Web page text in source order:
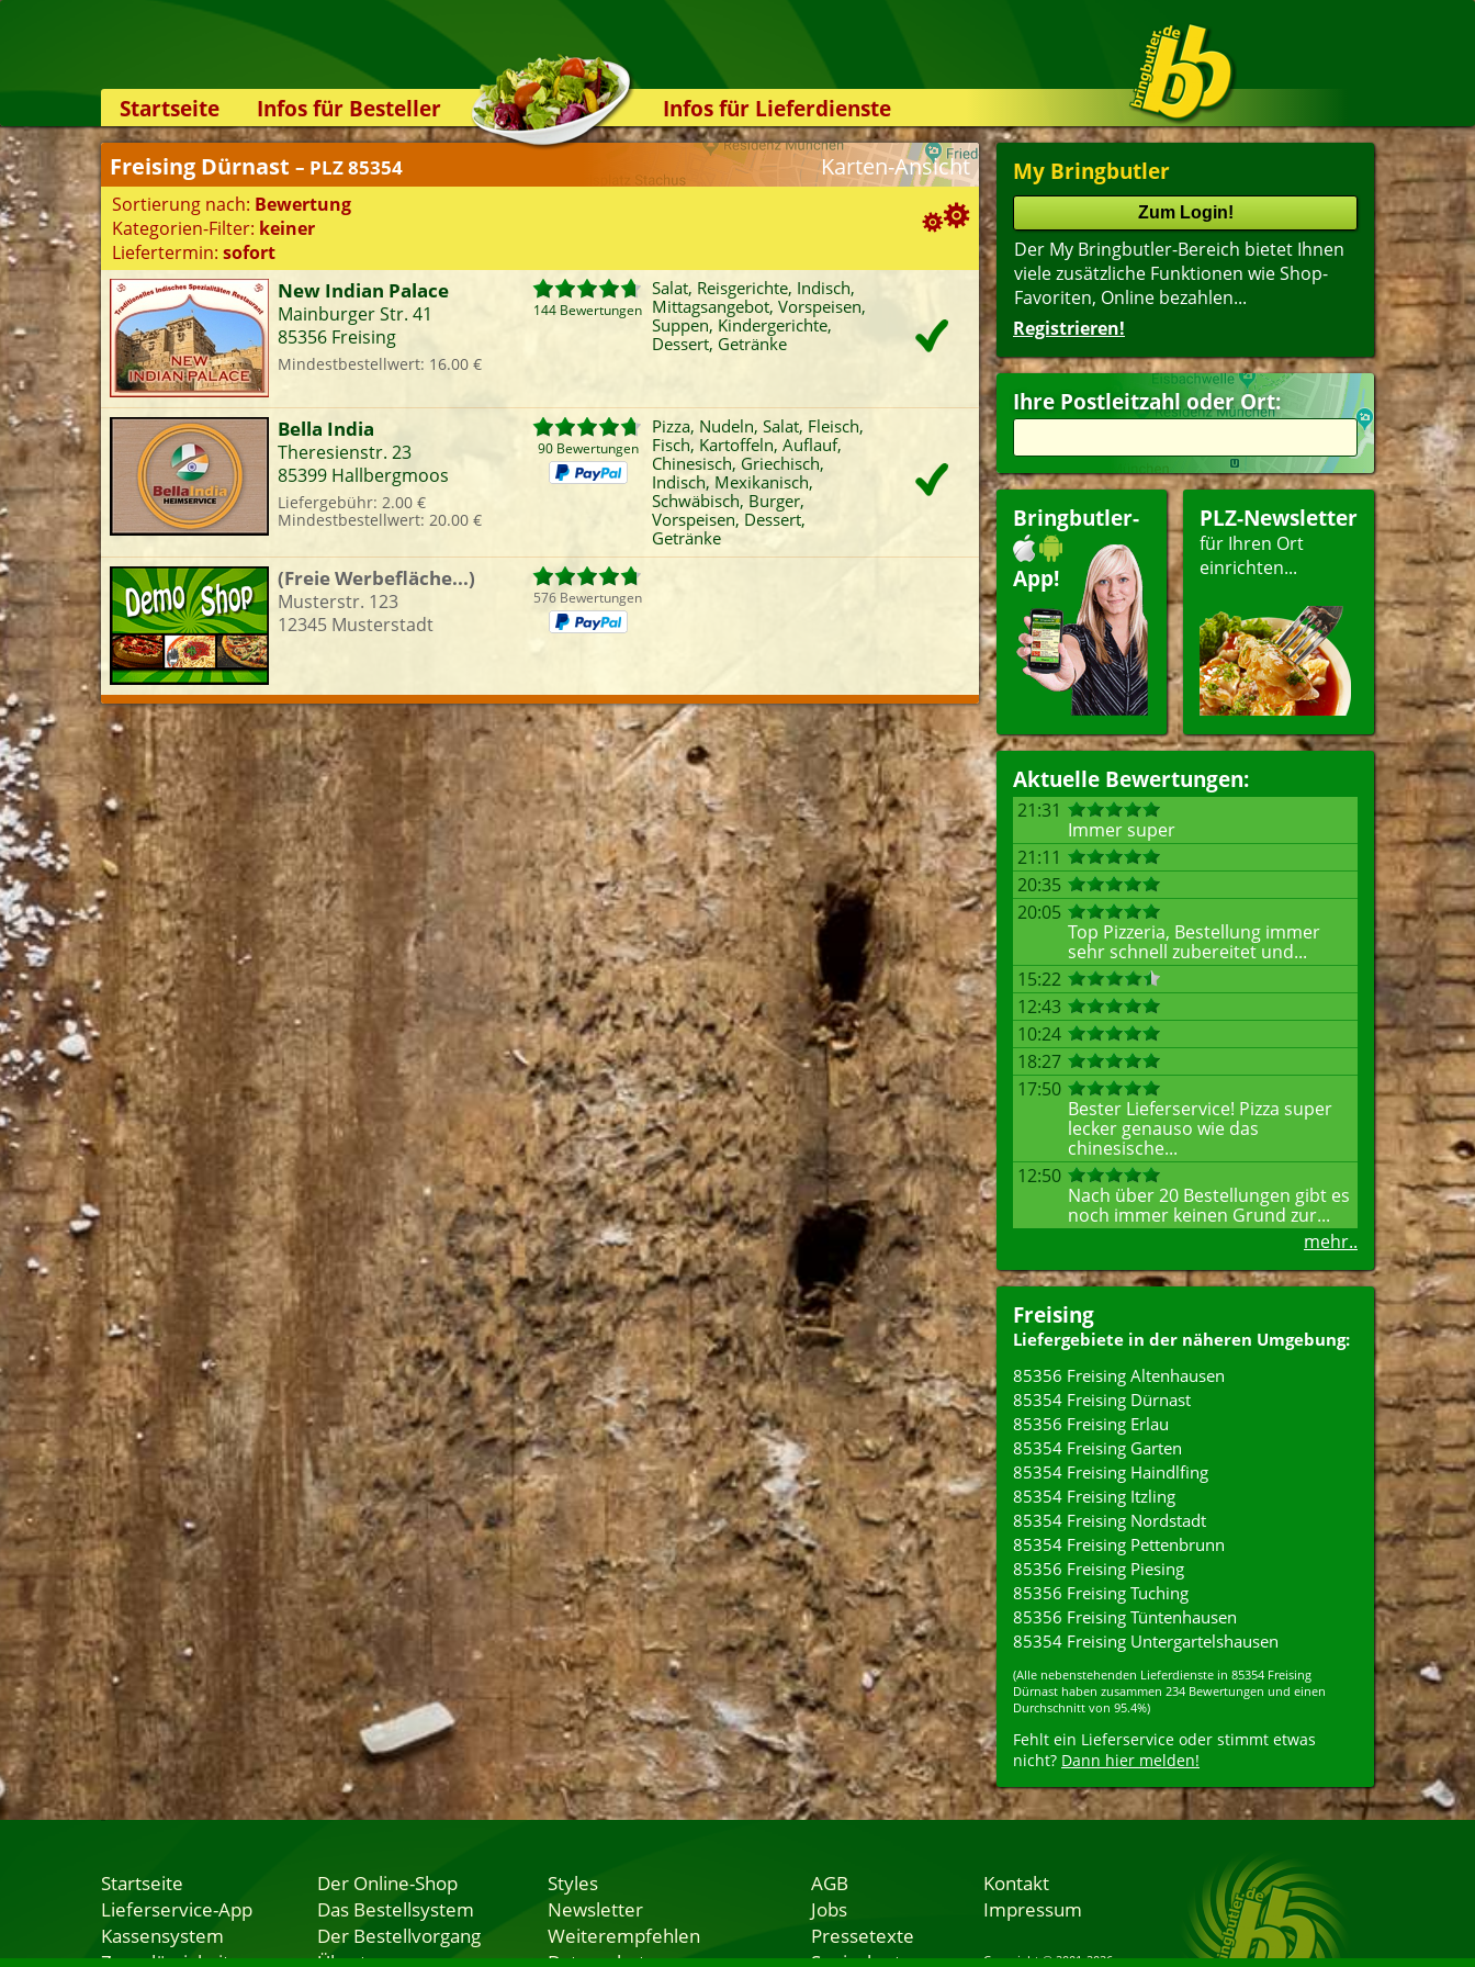
Startseite
Infos für Besteller
Lieferservice-App
Weiterempfehlen
Newsletter
Sicherheit
Kontakt
Infos für Lieferdienste
Kassensystem
Zuverlässigkeit
Das Bestellsystem
Der Bestellvorgang
Übertragung
Styles
Kontakt
My Bringbutler
Der My Bringbutler-Bereich bietet Ihnen
viele zusätzliche Funktionen wie Shop-
Favoriten, Online bezahlen...
Registrieren!
Ihre Postleitzahl oder Ort:
Bringbutler-
App!
PLZ-Newsletter
für Ihren Ort
einrichten...
Aktuelle Bewertungen:
21:31
Immer super
21:11
20:35
20:05
Top Pizzeria, Bestellung immer
sehr schnell zubereitet und...
15:22
12:43
10:24
18:27
17:50
Bester Lieferservice! Pizza super
lecker genauso wie das
chinesische...
12:50
Nach über 20 Bestellungen gibt es
noch immer keinen Grund zur...
mehr..
Freising
Liefergebiete in der näheren Umgebung:
85356 Freising Altenhausen
85354 Freising Dürnast
85356 Freising Erlau
85354 Freising Garten
85354 Freising Haindlfing
85354 Freising Itzling
85354 Freising Nordstadt
85354 Freising Pettenbrunn
85356 Freising Piesing
85356 Freising Tuching
85356 Freising Tüntenhausen
85354 Freising Untergartelshausen
(Alle nebenstehenden Lieferdienste in 85354 Freising
Dürnast haben zusammen 234 Bewertungen und einen
Durchschnitt von 95.4%)
Fehlt ein Lieferservice oder stimmt etwas
nicht? Dann hier melden!
Suchoptionen
Sortierung:
Rabatt
Mindestbestellwert
Name
Alter(ältester Shop zuerst)
Kategorien-Filter:
Pizza
Nudeln
Fisch
Kartoffeln
Auflauf
Reisgerichte
Chinesisch
Griechisch
Indisch
Mexikanisch
Schwäbisch
Burger
Mittagsangebot
Vorspeisen
Kindergerichte
Dessert
Getränke
sofort
für Uhr bestellen
Karten-Ansicht
Freising Dürnast – PLZ 85354
Sortierung nach: Bewertung
Kategorien-Filter: keiner
Liefertermin: sofort
New Indian Palace
Mainburger Str. 41
85356 Freising
Mindestbestellwert: 16.00 €
144 Bewertungen
Salat, Reisgerichte, Indisch,
Mittagsangebot, Vorspeisen,
Suppen, Kindergerichte,
Dessert, Getränke
Bella India
Theresienstr. 23
85399 Hallbergmoos
Liefergebühr: 2.00 €
Mindestbestellwert: 20.00 €
90 Bewertungen
Pizza, Nudeln, Salat, Fleisch,
Fisch, Kartoffeln, Auflauf,
Chinesisch, Griechisch,
Indisch, Mexikanisch,
Schwäbisch, Burger,
Vorspeisen, Dessert,
Getränke
(Freie Werbefläche...)
Musterstr. 123
12345 Musterstadt
576 Bewertungen
Startseite
Lieferservice-App
Kassensystem
Zuverlässigkeit
Der Online-Shop
Das Bestellsystem
Der Bestellvorgang
Übertragung
Styles
Newsletter
Weiterempfehlen
Datenschutz
AGB
Jobs
Pressetexte
Speisekarten
Kontakt
Impressum
Copyright © 2001-2026